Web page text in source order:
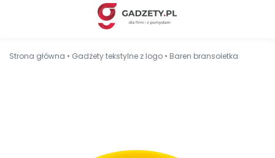
Strona główna • Gadżety tekstylne z logo • Baren bransoletka